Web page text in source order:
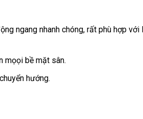
ngang nhanh chóng, rất phù hợp với
mọọi bề mặt sân.
hướng.